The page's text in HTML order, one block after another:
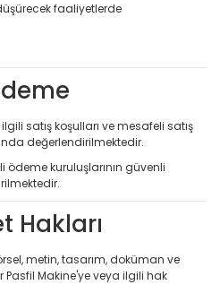
faaliyetlerde
satış koşulları ve mesafeli satış
değerlendirilmektedir.
ödeme kuruluşlarının güvenli
Hakları
metin, tasarım, doküman ve
Pasfil Makine'ye veya ilgili hak